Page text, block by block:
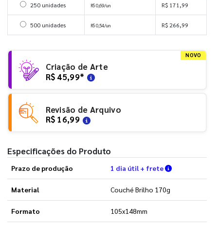
Selecionar 250 unidades
250 unidades R$ 0,69/un R$ 171,99
Selecionar 500 unidades
500 unidades R$ 0,54/un R$ 266,99
NOVO
Criação de Arte
R$ 45,99*
Revisão de Arquivo
R$ 16,99
Especificações do Produto
Prazo de produção 1 dia útil + frete Verifique as
Material Couché Brilho 170g
Formato 105x148mm